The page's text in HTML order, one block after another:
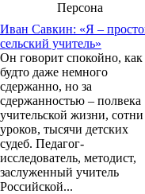
Персона
Иван Савкин: «Я –
сельский учитель»
Он говорит спокойно, как
будто даже немного
сдержанно, но за
сдержанностью – полвека
учительской жизни, сотни
уроков, тысячи детских
судеб. Педагог-
исследователь, методист,
заслуженный учитель
Российской...